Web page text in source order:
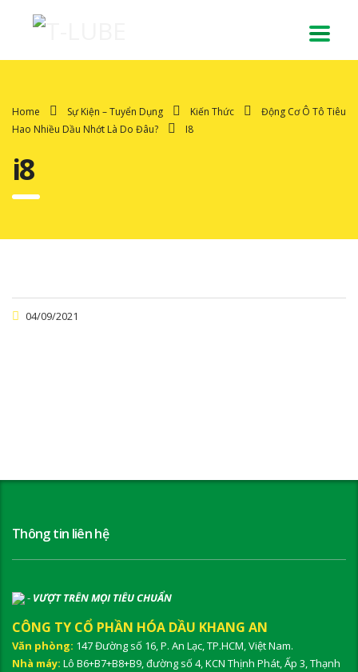
Home Sự Kiện – Tuyển Dụng Kiến Thức
Động Cơ Ô Tô Tiêu
Hao Nhiều Dầu Nhớt Là Do Đâu?
I8
i8
04/09/2021
Thông tin liên hệ
- VƯỢT TRÊN MỌI TIÊU CHUẨN
CÔNG TY CỔ PHẦN HÓA DẦU KHANG AN
Văn phòng: 147 Đường số 16, P. An Lạc, TP.HCM, Việt Nam.
Nhà máy: Lô B6+B7+B8+B9, đường số 4, KCN Thịnh Phát, Ấp 3, Thạnh